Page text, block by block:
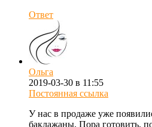
Ответ
Ольга
2019-03-30 в 11:55
Постоянная ссылка
У нас в продаже уже
баклажаны. Пора готовить,